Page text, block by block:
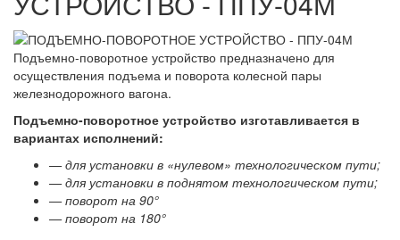
Подъемно-поворотное устройство предназначено для
осуществления подъема и поворота колесной пары
железнодорожного вагона.
Подъемно-поворотное устройство изготавливается в
вариантах исполнений:
— для установки в «нулевом» технологическом пути;
— для установки в поднятом технологическом пути;
— поворот на 90°
— поворот на 180°